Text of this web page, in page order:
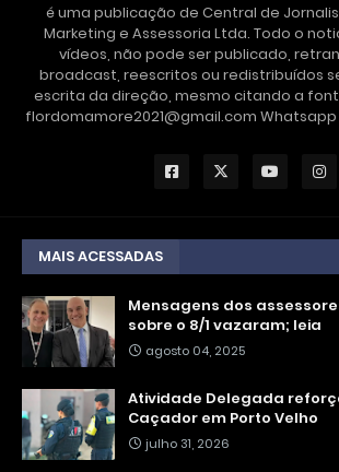
é uma publicação de Central de
Marketing e Assessoria Ltda. Todo o
vídeos, não pode ser publicado,
broadcast, reescritos ou redistribuídos
escrita da direção, mesmo citando a
flordomamore2021@gmail.com Whatsapp
MAIS ACESSADAS
Mensagens dos
sobre o 8/1 vazaram; leia
agosto 04, 2025
Atividade Delegada
Caçador em Porto Velho
julho 31, 2026